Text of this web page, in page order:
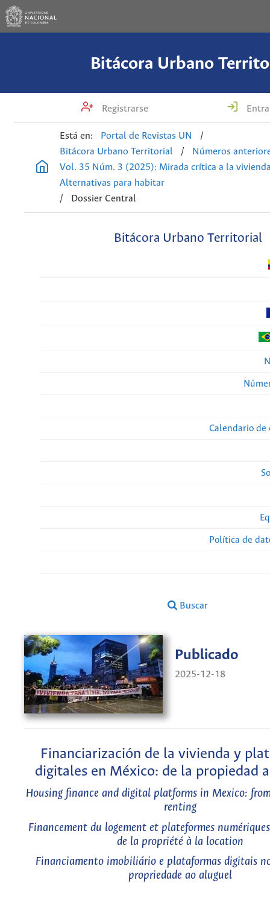
Bitácora Urbano
Registrarse
Está en: Portal de Revistas UN
/
Bitácora Urbano Territorial
/
Números
Vol. 35 Núm. 3 (2025): Mirada crítica a la
Alternativas para habitar
/
Dossier Central
Bitácora Urbano Territorial
Calendario de
Política de
Buscar
Publicado
2025-12-18
Financiarización de la vivienda y
digitales en México: de la propiedad
Housing finance and digital platforms in Mexico:
renting
Financement du logement et plateformes
de la propriété à la location
Financiamento imobiliário e plataformas digitais
propriedade ao aluguel